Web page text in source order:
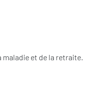
et de la retraite.